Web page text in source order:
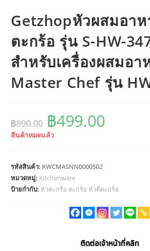
Getzhopหัวผสมอา
ตะกร้อ รุ่น S-HW-
สำหรับเครื่องผสมอา
Master Chef รุ่น
฿890.00 Original
price
฿890.00.
฿499.00
สินค้าหมดแล้ว
รหัสสินค้า: KWCMASNN0000502
หมวดหมู่: Kitchenware
ป้ายกำกับ:หัวตะกร้อ ตะกร้อ หัวตีตะกร้อ